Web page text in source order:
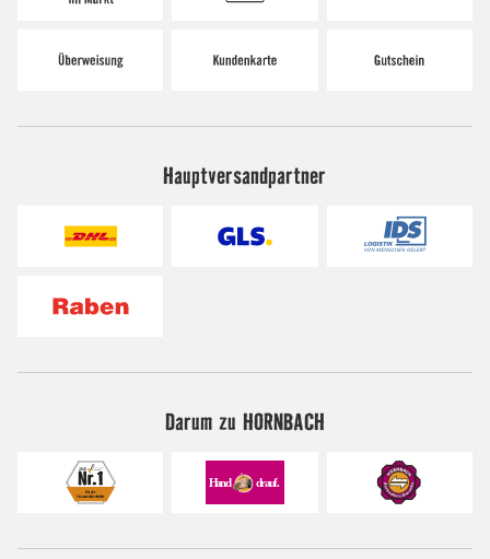
Hauptversandpartner
Darum zu HORNBACH